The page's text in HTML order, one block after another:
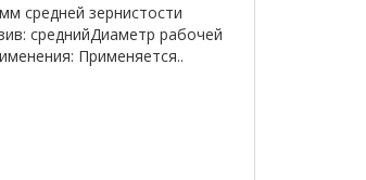
средней зернистости
среднийДиаметр рабочей
Применяется..